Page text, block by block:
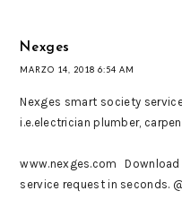
Nexges
MARZO 14, 2018 6:54 AM
Nexges smart society
i.e.electrician plumber,
www.nexges.com
service request in seconds.